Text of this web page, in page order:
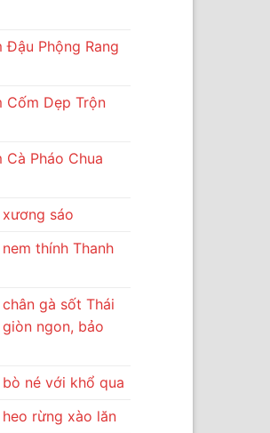
Đậu Phộng Rang
Cốm Dẹp Trộn
Cà Pháo Chua
sáo
thính Thanh
gà sốt Thái
ngon, bảo
né với khổ qua
rừng xào lăn